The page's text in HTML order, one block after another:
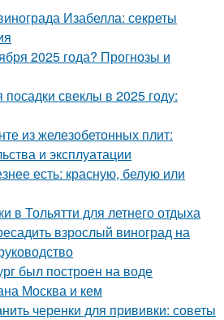
Изабелла: секреты
2025 года? Прогнозы и
свеклы в 2025 году:
из железобетонных плит:
и эксплуатации
есть: красную, белую или
в Тольятти для летнего отдыха
взрослый виноград на
был построен на воде
Москва и кем
черенки для прививки: советы